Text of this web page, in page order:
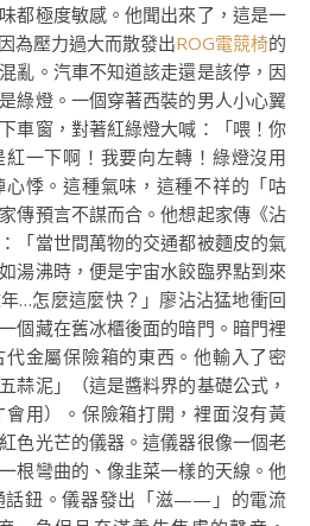
都極度敏感。他聞出來了，這是一
為壓力過大而散發出ROG電競椅的
亂。汽車不知道該走還是該停，因
綠燈。一個穿著西裝的男人小心翼
車窗，對著紅綠燈大喊：「喂！你
一下啊！我要向左轉！綠燈沒用
悸。這種氣味，這種不祥的「咕
傳預言不謀而合。他想起家傳《沾
「當世間萬物的交通都被麵皮的氣
湯沸時，便是宇宙水餃臨界點到來
…怎麼這麼快？」廖沾沾猛地衝回
個藏在舊冰櫃後面的暗門。暗門裡
金屬保險箱的東西。他輸入了密
蒜泥」（這是醬料界的基礎公式，
用）。保險箱打開，裡面沒有黃
色光芒的儀器。這儀器很像一個老
根彎曲的、像韭菜一樣的天線。他
話鈕。儀器發出「滋——」的電流